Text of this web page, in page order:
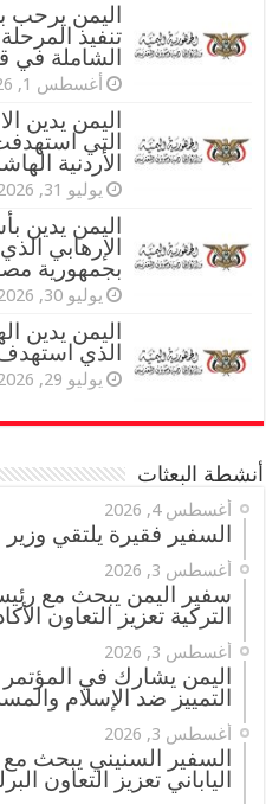
اليمن يرحب
تنفيذ
الشاملة في
أغسطس 1, 2026
اليمن يدين
التي
الأردنية
يوليو 31, 2026
اليمن يدين
الإرهابي
بجمهورية
يوليو 30, 2026
اليمن يدين
الذي استهدف
يوليو 29, 2026
أنشطة البعثات
أغسطس 4, 2026
السفير فقيرة يلتقي وزير
أغسطس 3, 2026
سفير اليمن يبحث مع
التركية تعزيز التعاون
أغسطس 3, 2026
اليمن يشارك في المؤتمر
التمييز ضد الإسلام
أغسطس 3, 2026
السفير السنيني يبحث
الياباني تعزيز التعاون